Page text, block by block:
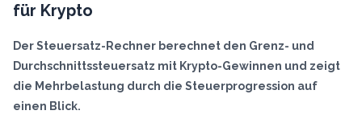
für Krypto
Der Steuersatz-Rechner berechnet den Grenz- und
Durchschnittssteuersatz mit Krypto-Gewinnen und zeigt
die Mehrbelastung durch die Steuerprogression auf
einen Blick.